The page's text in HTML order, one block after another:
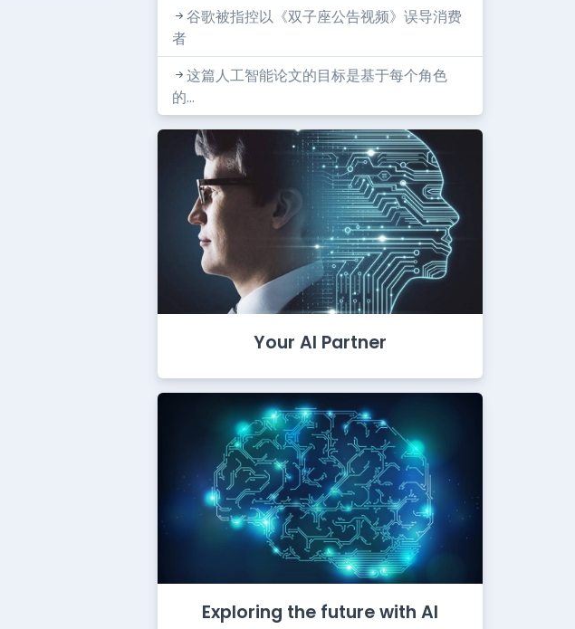
谷歌被指控以《双子座公告视频》误导消费
者
这篇人工智能论文的目标是基于每个角色
的...
Your AI Partner
Exploring the future with AI